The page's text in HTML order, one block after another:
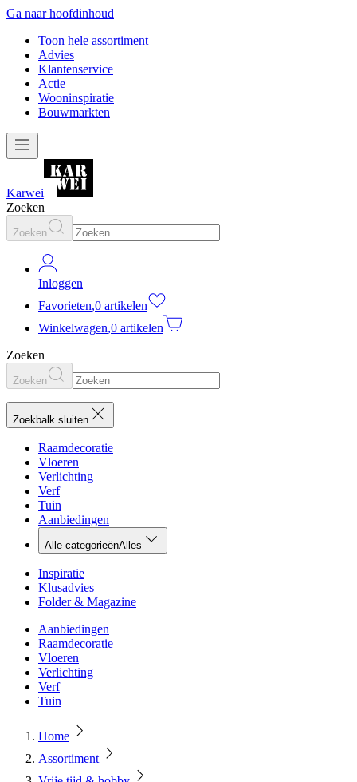
Ga naar hoofdinhoud
Toon hele assortiment
Advies
Klantenservice
Actie
Wooninspiratie
Bouwmarkten
Karwei
Zoeken
Zoeken
Inloggen
Favorieten,0 artikelen
Winkelwagen,0 artikelen
Zoeken
Zoeken
Zoekbalk sluiten
Raamdecoratie
Vloeren
Verlichting
Verf
Tuin
Aanbiedingen
Alle categorieënAlles
Inspiratie
Klusadvies
Folder & Magazine
Aanbiedingen
Raamdecoratie
Vloeren
Verlichting
Verf
Tuin
Home
Assortiment